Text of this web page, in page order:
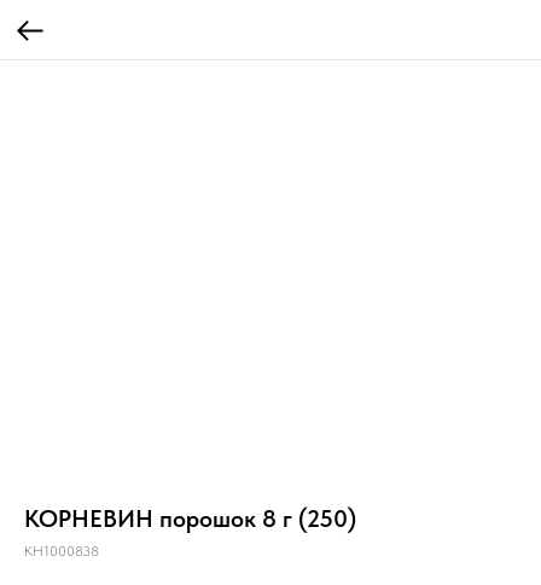
КОРНЕВИН порошок 8 г (250)
КН1000838